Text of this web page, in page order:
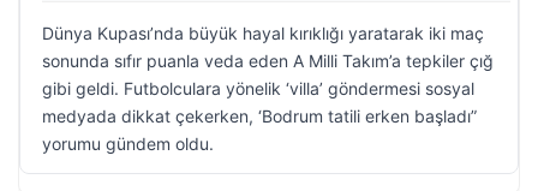
Dünya Kupası’nda büyük hayal kırıklığı yaratarak iki maç
sonunda sıfır puanla veda eden A Milli Takım’a tepkiler çığ
gibi geldi. Futbolculara yönelik ‘villa’ göndermesi sosyal
medyada dikkat çekerken, ‘Bodrum tatili erken başladı”
yorumu gündem oldu.